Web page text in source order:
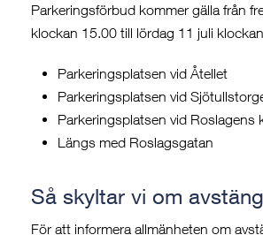
Parkeringsförbud kommer gälla från
klockan 15.00 till lördag 11 juli
Parkeringsplatsen vid Åtellet
Parkeringsplatsen vid
Parkeringsplatsen vid Roslagens
Längs med Roslagsgatan
Så skyltar vi om
För att informera allmänheten om